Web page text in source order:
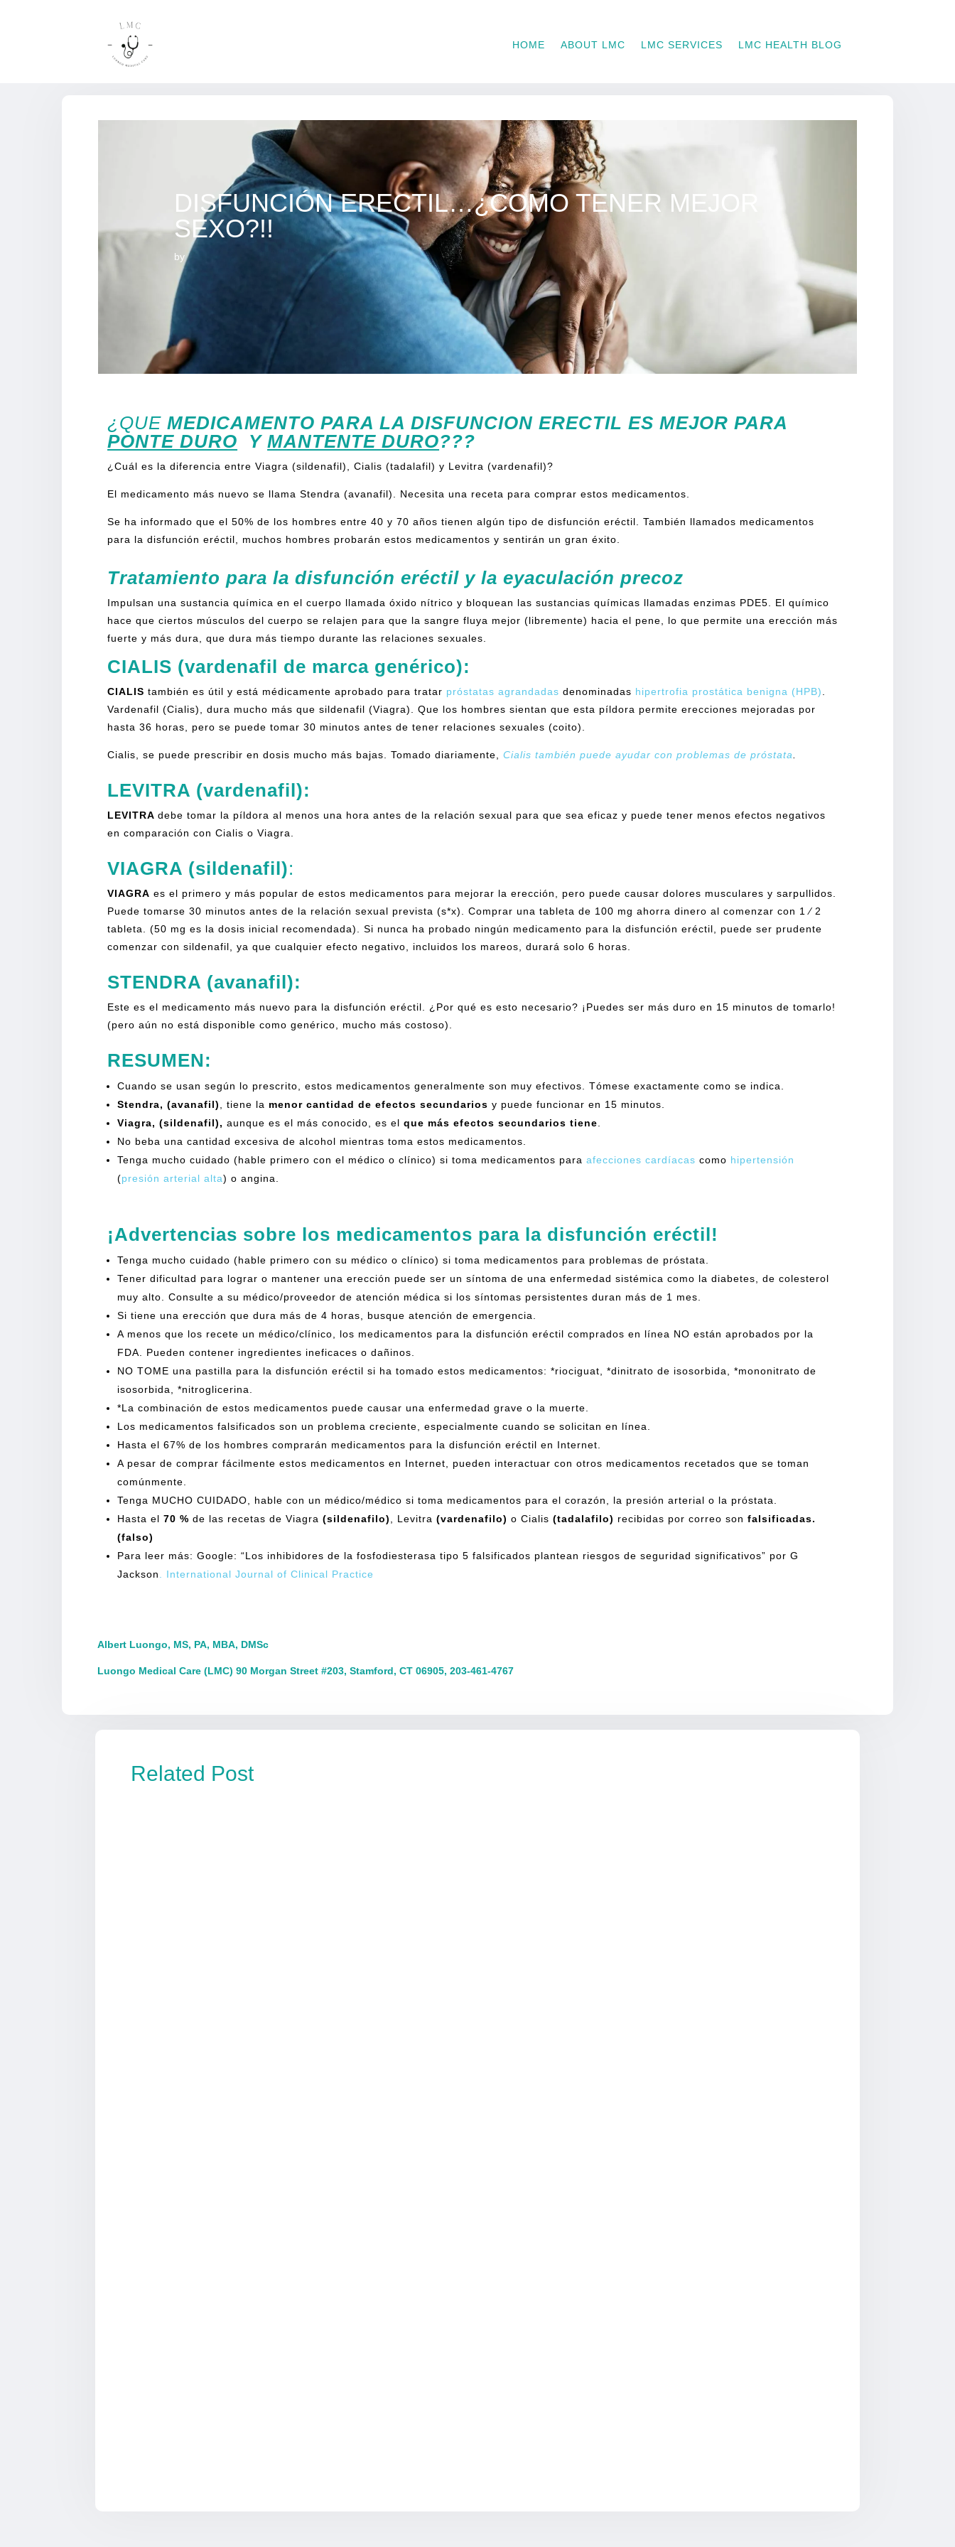
HOME ABOUT LMC LMC SERVICES LMC HEALTH BLOG
DISFUNCIÓN ERECTIL…¿COMO TENER MEJOR
SEXO?!!
by
¿QUE MEDICAMENTO PARA LA DISFUNCION ERECTIL ES MEJOR PARA
PONTE DURO YMANTENTE DURO???
¿Cuál es la diferencia entre Viagra (sildenafil), Cialis (tadalafil) y Levitra (vardenafil)?
El medicamento más nuevo se llama Stendra (avanafil). Necesita una receta para comprar estos medicamentos.
Se ha informado que el 50% de los hombres entre 40 y 70 años tienen algún tipo de disfunción eréctil. También llamados medicamentos
para la disfunción eréctil, muchos hombres probarán estos medicamentos y sentirán un gran éxito.
Tratamiento para la disfunción eréctil y la eyaculación precoz
Impulsan una sustancia química en el cuerpo llamada óxido nítrico y bloquean las sustancias químicas llamadas enzimas PDE5. El químico
hace que ciertos músculos del cuerpo se relajen para que la sangre fluya mejor (libremente) hacia el pene, lo que permite una erección más
fuerte y más dura, que dura más tiempo durante las relaciones sexuales.
CIALIS (vardenafil de marca genérico):
CIALIStambién es útil y está médicamente aprobado para tratar próstatas agrandadas denominadas hipertrofia prostática benigna (HPB)
Vardenafil (Cialis), dura mucho más que sildenafil (Viagra). Que los hombres sientan que esta píldora permite erecciones mejoradas por
hasta 36 horas, pero se puede tomar 30 minutos antes de tener relaciones sexuales (coito).
Cialis, se puede prescribir en dosis mucho más bajas. Tomado diariamente,Cialis también puede ayudar con problemas de próstata
LEVITRA (vardenafil):
LEVITRAdebe tomar la píldora al menos una hora antes de la relación sexual para que sea eficaz y puede tener menos efectos negativos
en comparación con Cialis o Viagra.
VIAGRA (sildenafil):
VIAGRA es el primero y más popular de estos medicamentos para mejorar la erección, pero puede causar dolores musculares y sarpullidos.
Puede tomarse 30 minutos antes de la relación sexual prevista (s*x). Comprar una tableta de 100 mg ahorra dinero al comenzar con 1 ⁄ 2
tableta. (50 mg es la dosis inicial recomendada). Si nunca ha probado ningún medicamento para la disfunción eréctil, puede ser prudente
comenzar con sildenafil, ya que cualquier efecto negativo, incluidos los mareos, durará solo 6 horas.
STENDRA (avanafil):
Este es el medicamento más nuevo para la disfunción eréctil. ¿Por qué es esto necesario? ¡Puedes ser más duro en 15 minutos de tomarlo!
(pero aún no está disponible como genérico, mucho más costoso).
RESUMEN:
Cuando se usan según lo prescrito, estos medicamentos generalmente son muy efectivos. Tómese exactamente como se indica.
Stendra, (avanafil)
, tiene la menor cantidad de efectos secundariosy puede funcionar en 15 minutos.
Viagra, (sildenafil),aunque es el más conocido, es el que más efectos secundarios tiene
No beba una cantidad excesiva de alcohol mientras toma estos medicamentos.
Tenga mucho cuidado (hable primero con el médico o clínico) si toma medicamentos paraafecciones cardíacas como hipertensión
(presión arterial alta) o angina.
¡Advertencias sobre los medicamentos para la disfunción eréctil!
Tenga mucho cuidado (hable primero con su médico o clínico) si toma medicamentos para problemas de próstata.
Tener dificultad para lograr o mantener una erección puede ser un síntoma de una enfermedad sistémica como la diabetes, de colesterol
muy alto. Consulte a su médico/proveedor de atención médica si los síntomas persistentes duran más de 1 mes.
Si tiene una erección que dura más de 4 horas, busque atención de emergencia.
A menos que los recete un médico/clínico, los medicamentos para la disfunción eréctil comprados en línea NO están aprobados por la
FDA. Pueden contener ingredientes ineficaces o dañinos.
NO TOME una pastilla para la disfunción eréctil si ha tomado estos medicamentos: *riociguat, *dinitrato de isosorbida, *mononitrato de
isosorbida, *nitroglicerina.
*La combinación de estos medicamentos puede causar una enfermedad grave o la muerte.
Los medicamentos falsificados son un problema creciente, especialmente cuando se solicitan en línea.
Hasta el 67% de los hombres comprarán medicamentos para la disfunción eréctil en Internet.
A pesar de comprar fácilmente estos medicamentos en Internet, pueden interactuar con otros medicamentos recetados que se toman
comúnmente.
Tenga MUCHO CUIDADO, hable con un médico/médico si toma medicamentos para el corazón, la presión arterial o la próstata.
Hasta el70 % de las recetas de Viagra (sildenafilo) , Levitra(vardenafilo) o Cialis(tadalafilo) recibidas por correo sonfalsificadas.
(falso)
Para leer más: Google: “Los inhibidores de la fosfodiesterasa tipo 5 falsificados plantean riesgos de seguridad significativos” por G
Jackson
. International Journal of Clinical Practice
Albert Luongo, MS, PA, MBA, DMSc
Luongo Medical Care (LMC) 90 Morgan Street #203, Stamford, CT 06905, 203-461-4767
Related Post